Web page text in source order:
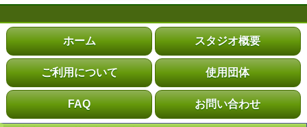
ホーム スタジオ概要
ご利用について 使用団体
FAQ お問い合わせ